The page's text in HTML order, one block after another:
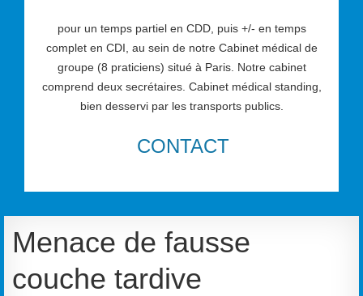
pour un temps partiel en CDD, puis +/- en temps
complet en CDI, au sein de notre Cabinet médical de
groupe (8 praticiens) situé à Paris. Notre cabinet
comprend deux secrétaires. Cabinet médical standing,
bien desservi par les transports publics.
CONTACT
Menace de fausse
couche tardive